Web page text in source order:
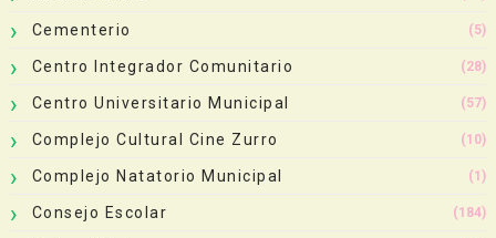
Cementerio (5)
Centro Integrador Comunitario (28)
Centro Universitario Municipal (57)
Complejo Cultural Cine Zurro (10)
Complejo Natatorio Municipal (1)
Consejo Escolar (184)